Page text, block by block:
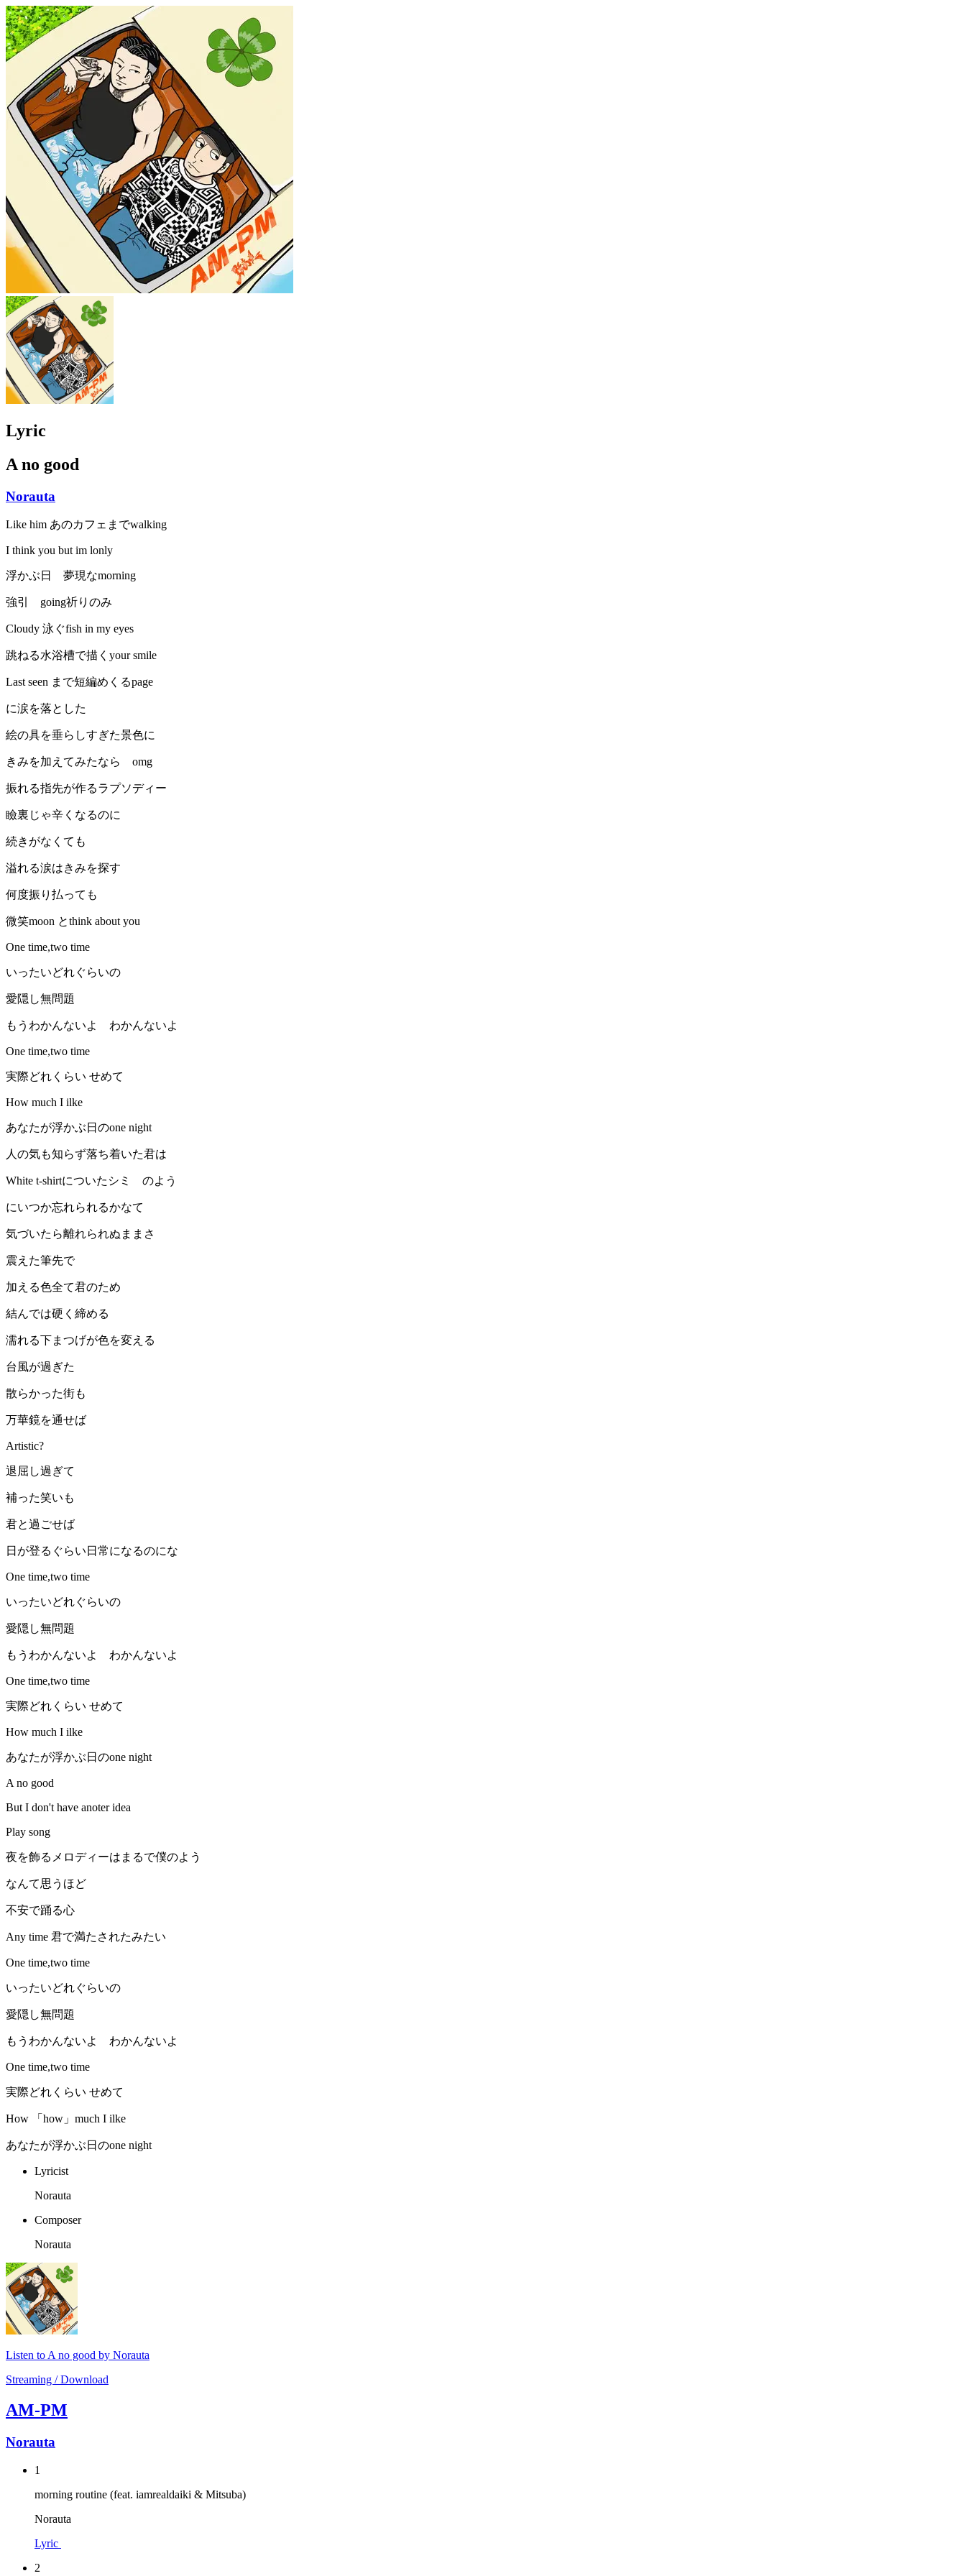
Lyric
A no good
Norauta
Like him あのカフェまでwalking
I think you but im lonly
浮かぶ日 夢現なmorning
強引 going祈りのみ
Cloudy 泳ぐfish in my eyes
跳ねる水浴槽で描くyour smile
Last seen まで短編めくるpage
に涙を落とした
絵の具を垂らしすぎた景色に
きみを加えてみたなら omg
振れる指先が作るラプソディー
瞼裏じゃ辛くなるのに
続きがなくても
溢れる涙はきみを探す
何度振り払っても
微笑moon とthink about you
One time,two time
いったいどれぐらいの
愛隠し無問題
もうわかんないよ わかんないよ
One time,two time
実際どれくらい せめて
How much I ilke
あなたが浮かぶ日のone night
人の気も知らず落ち着いた君は
White t-shirtについたシミ のよう
にいつか忘れられるかなて
気づいたら離れられぬままさ
震えた筆先で
加える色全て君のため
結んでは硬く締める
濡れる下まつげが色を変える
台風が過ぎた
散らかった街も
万華鏡を通せば
Artistic?
退屈し過ぎて
補った笑いも
君と過ごせば
日が登るぐらい日常になるのにな
One time,two time
いったいどれぐらいの
愛隠し無問題
もうわかんないよ わかんないよ
One time,two time
実際どれくらい せめて
How much I ilke
あなたが浮かぶ日のone night
A no good
But I don't have anoter idea
Play song
夜を飾るメロディーはまるで僕のよう
なんて思うほど
不安で踊る心
Any time 君で満たされたみたい
One time,two time
いったいどれぐらいの
愛隠し無問題
もうわかんないよ わかんないよ
One time,two time
実際どれくらい せめて
How 「how」much I ilke
あなたが浮かぶ日のone night
Lyricist
Norauta
Composer
Norauta
Listen to A no good by Norauta
Streaming / Download
AM-PM
Norauta
1
morning routine (feat. iamrealdaiki & Mitsuba)
Norauta
Lyric
2